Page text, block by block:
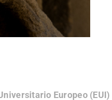
Europeo (EUI)